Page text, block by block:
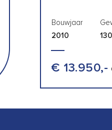
Bouwjaar
2010
€ 13.950,-